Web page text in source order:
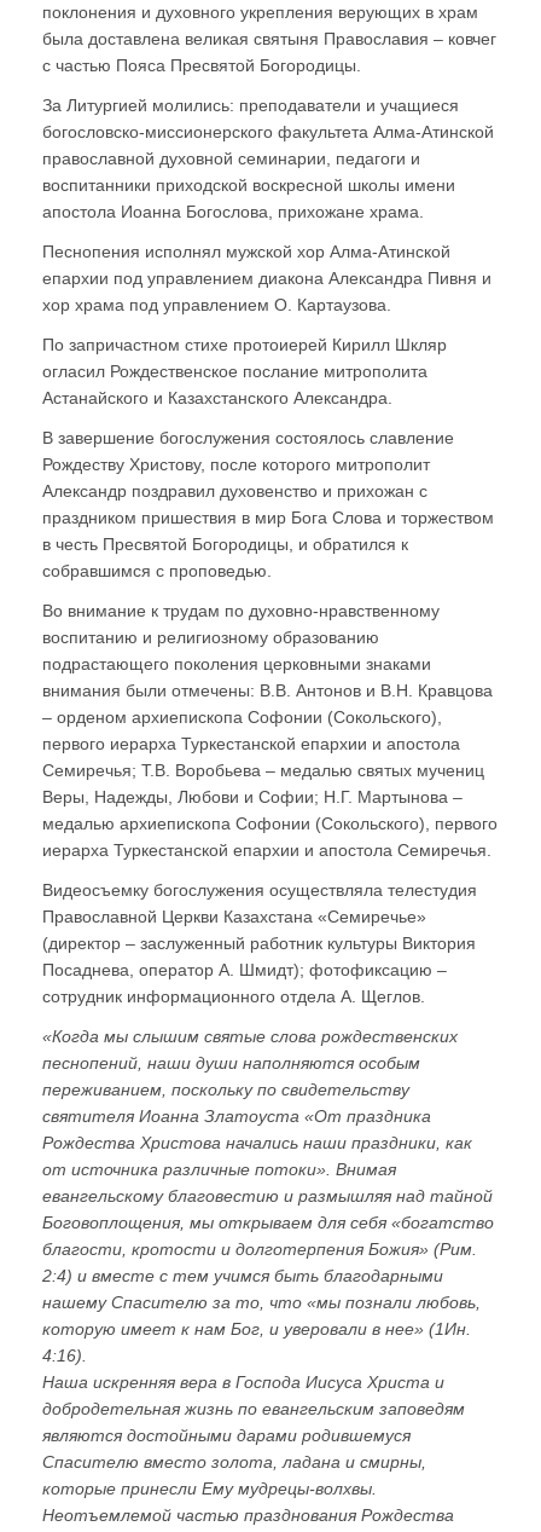
поклонения и духовного укрепления верующих в храм
была доставлена великая святыня Православия – ковчег
с частью Пояса Пресвятой Богородицы.
За Литургией молились: преподаватели и учащиеся
богословско-миссионерского факультета Алма-Атинской
православной духовной семинарии, педагоги и
воспитанники приходской воскресной школы имени
апостола Иоанна Богослова, прихожане храма.
Песнопения исполнял мужской хор Алма-Атинской
епархии под управлением диакона Александра Пивня и
хор храма под управлением О. Картаузова.
По запричастном стихе протоиерей Кирилл Шкляр
огласил Рождественское послание митрополита
Астанайского и Казахстанского Александра.
В завершение богослужения состоялось славление
Рождеству Христову, после которого митрополит
Александр поздравил духовенство и прихожан с
праздником пришествия в мир Бога Слова и торжеством
в честь Пресвятой Богородицы, и обратился к
собравшимся с проповедью.
Во внимание к трудам по духовно-нравственному
воспитанию и религиозному образованию
подрастающего поколения церковными знаками
внимания были отмечены: В.В. Антонов и В.Н. Кравцова
– орденом архиепископа Софонии (Сокольского),
первого иерарха Туркестанской епархии и апостола
Семиречья; Т.В. Воробьева – медалью святых мучениц
Веры, Надежды, Любови и Софии; Н.Г. Мартынова –
медалью архиепископа Софонии (Сокольского), первого
иерарха Туркестанской епархии и апостола Семиречья.
Видеосъемку богослужения осуществляла телестудия
Православной Церкви Казахстана «Семиречье»
(директор – заслуженный работник культуры Виктория
Посаднева, оператор А. Шмидт); фотофиксацию –
сотрудник информационного отдела А. Щеглов.
«Когда мы слышим святые слова рождественских
песнопений, наши души наполняются особым
переживанием, поскольку по свидетельству
святителя Иоанна Златоуста «От праздника
Рождества Христова начались наши праздники, как
от источника различные потоки». Внимая
евангельскому благовестию и размышляя над тайной
Боговоплощения, мы открываем для себя «богатство
благости, кротости и долготерпения Божия» (Рим.
2:4) и вместе с тем учимся быть благодарными
нашему Спасителю за то, что «мы познали любовь,
которую имеет к нам Бог, и уверовали в нее» (1Ин.
4:16).
Наша искренняя вера в Господа Иисуса Христа и
добродетельная жизнь по евангельским заповедям
являются достойными дарами родившемуся
Спасителю вместо золота, ладана и смирны,
которые принесли Ему мудрецы-волхвы.
Неотъемлемой частью празднования Рождества